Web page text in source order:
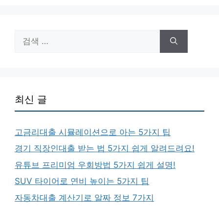
색:
최신 글
고금리대출 시뮬레이션으로 아는 5가지 팁
경기 직장인대출 받는 법 5가지 쉽게 알려드려요!
유튜브 프리미엄 우회방법 5가지 쉽게 설명!
SUV 타이어로 연비 높이는 5가지 팁
자동차대출 계산기로 알짜 정보 7가지